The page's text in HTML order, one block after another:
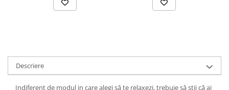
Descriere
Indiferent de modul in care alegi să te relaxezi, trebuie să știi că ai